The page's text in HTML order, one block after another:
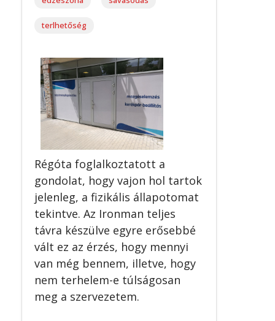
terlhetőség
Régóta foglalkoztatott a
gondolat, hogy vajon hol tartok
jelenleg, a fizikális állapotomat
tekintve. Az Ironman teljes
távra készülve egyre erősebbé
vált ez az érzés, hogy mennyi
van még bennem, illetve, hogy
nem terhelem-e túlságosan
meg a szervezetem.